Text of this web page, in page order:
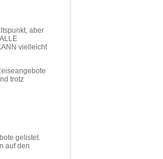
aber
vielleicht
trotz
gelistet.
auf den